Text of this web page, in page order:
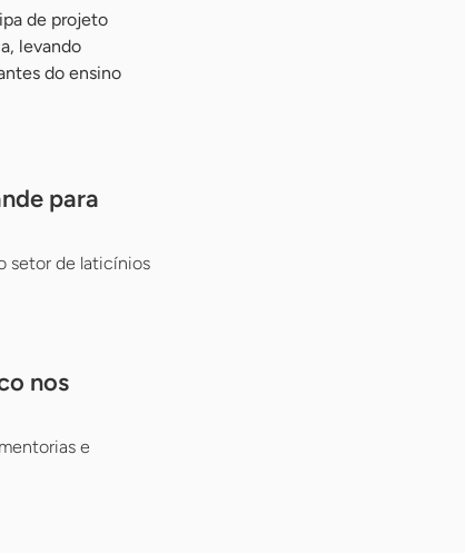
de projeto
levando
do ensino
para
setor de laticínios
nos
e